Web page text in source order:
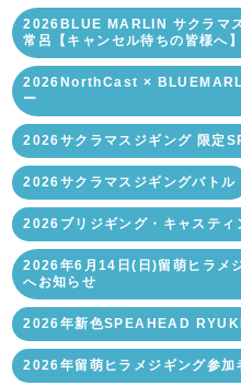
2026BLUE MARLIN サクラマ
常呂【キャンセル待ちの皆様へ】
2026NorthCast ×
ー
2026サクラマスジギング 限定
2026サクラマスジギングバトル
2026ブリジギング・キャスティ
2026年6月14日(日)留萌ヒラメ
へお知らせ
2026年新色SPEAHEAD
2026年留萌ヒラメジギング参加